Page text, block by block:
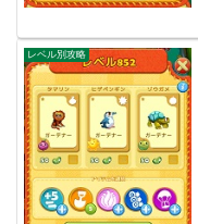
レベル別攻略